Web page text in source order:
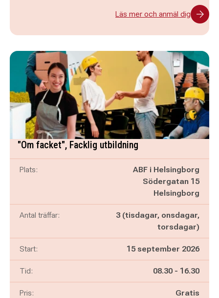
Läs mer och anmäl dig
"Om facket", Facklig utbildning
Plats:
ABF i Helsingborg
Södergatan 15
Helsingborg
Antal träffar:
3 (tisdagar, onsdagar,
torsdagar)
Start: 15 september 2026
Tid: Pågår mellan
08.30 - och
16.30
Pris: Gratis